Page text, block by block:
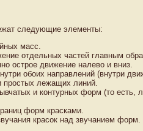
следующие элементы:
масс.
отдельных частей главным
острое движение налево и вниз.
обоих направлений (внутри
простых лежащих линий.
и контурных форм (то есть,
форм красками.
красок над звучанием форм.